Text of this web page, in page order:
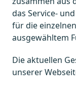
das Service-
für die
ausgewähltem
Die aktuellen
unserer